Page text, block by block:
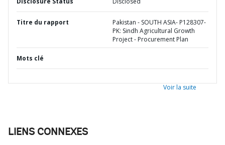
Titre du rapport
Pakistan - SOUTH ASIA- P128307-
PK: Sindh Agricultural Growth
Project - Procurement Plan
Mots clé
Voir la suite
LIENS CONNEXES